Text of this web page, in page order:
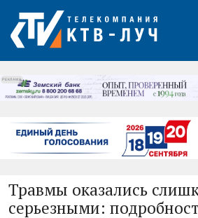
РЕКЛАМА
Травмы оказались
серьезными: